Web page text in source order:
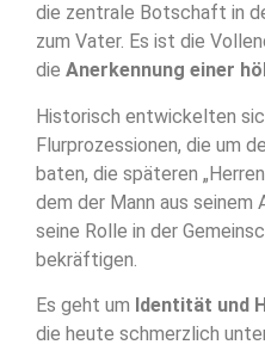
die zentrale Botschaft in
zum Vater. Es ist die
die Anerkennung einer
Historisch entwickelten
Flurprozessionen, die um
baten, die späteren
dem der Mann aus
seine Rolle in der
bekräftigen.
Es geht um Identität und
die heute schmerzlich